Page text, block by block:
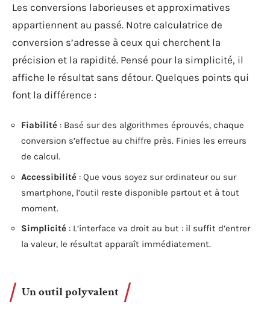
Les conversions laborieuses et approximatives
appartiennent au passé. Notre calculatrice de
conversion s’adresse à ceux qui cherchent la
précision et la rapidité. Pensé pour la simplicité, il
affiche le résultat sans détour. Quelques points qui
font la différence :
Fiabilité : Basé sur des algorithmes éprouvés, chaque
conversion s’effectue au chiffre près. Finies les erreurs
de calcul.
Accessibilité : Que vous soyez sur ordinateur ou sur
smartphone, l’outil reste disponible partout et à tout
moment.
Simplicité : L’interface va droit au but : il suffit d’entrer
la valeur, le résultat apparaît immédiatement.
Un outil polyvalent